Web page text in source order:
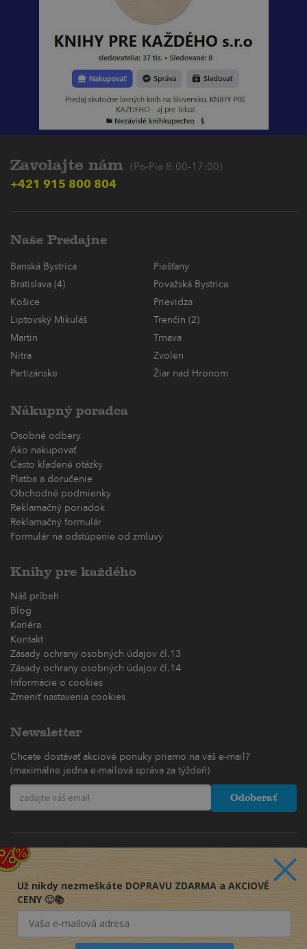
Zavolajte nám (Po-Pia 8:00-17:00)
+421 915 800 804
Naše Predajne
Banská Bystrica
Piešťany
Bratislava (4)
Považská Bystrica
Košice
Prievidza
Liptovský Mikuláš
Trenčín (2)
Martin
Trnava
Nitra
Zvolen
Partizánske
Žiar nad Hronom
Nákupný poradca
Osobné odbery
Ako nakupovať
Často kladené otázky
Platba a doručenie
Obchodné podmienky
Reklamačný poriadok
Reklamačný formulár
Formulár na odstúpenie od zmluvy
Knihy pre každého
Náš príbeh
Blog
Kariéra
Kontakt
Zásady ochrany osobných údajov čl.13
Zásady ochrany osobných údajov čl.14
Informácie o cookies
Zmeniť nastavenia cookies
Newsletter
Chcete dostávať akciové ponuky priamo na váš e-mail?
(maximálne jedna e-mailová správa za týždeň)
Odoberať
Už nikdy nezmeškáte DOPRAVU ZDARMA a AKCIOVÉ
CENY 🙂📚